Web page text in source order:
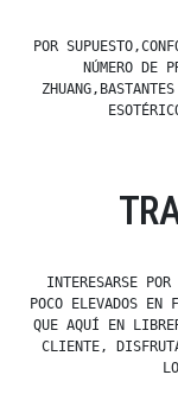
POR
NÚMERO DE
INTERESARSE
POCO ELEVADOS
QUE AQUÍ EN
CLIENTE,